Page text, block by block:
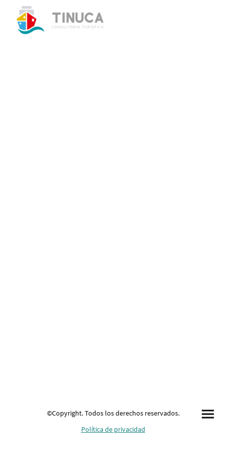
©Copyright. Todos los derechos reservados.
Política de privacidad